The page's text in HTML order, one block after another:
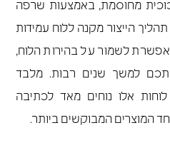
מחוסמת, באמצעות שרפה
הייצור מקנה ללוח עמידות
לשמור על בהירות הלוח,
למשך שנים רבות. מלבד
אלו נוחים מאד לכתיבה
המוצרים המבוקשים ביותר.